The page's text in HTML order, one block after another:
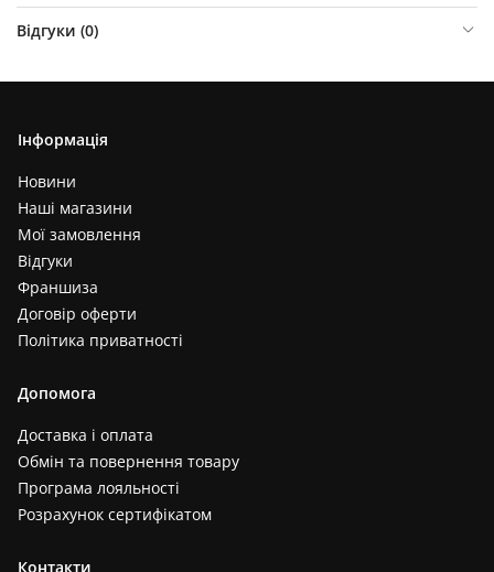
Відгуки (0)
Інформація
Новини
Наші магазини
Мої замовлення
Відгуки
Франшиза
Договір оферти
Політика приватності
Допомога
Доставка і оплата
Обмін та повернення товару
Програма лояльності
Розрахунок сертифікатом
Контакти